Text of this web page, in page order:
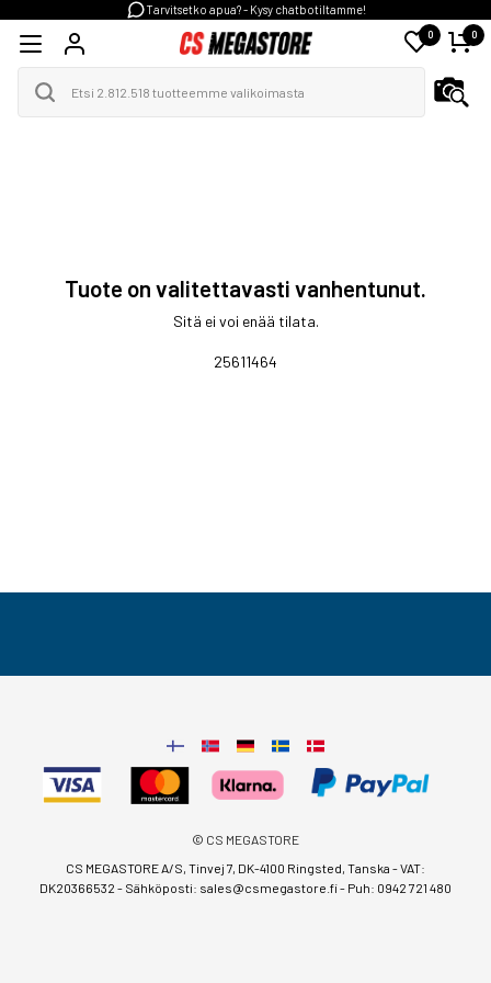
Tarvitsetko apua? - Kysy chatbotiltamme!
0 0
Tuote on valitettavasti vanhentunut.
Sitä ei voi enää tilata.
25611464
© CS MEGASTORE
CS MEGASTORE A/S, Tinvej 7, DK-4100 Ringsted, Tanska - VAT:
DK20366532 - Sähköposti: sales@csmegastore.fi- Puh: 0942 721 480